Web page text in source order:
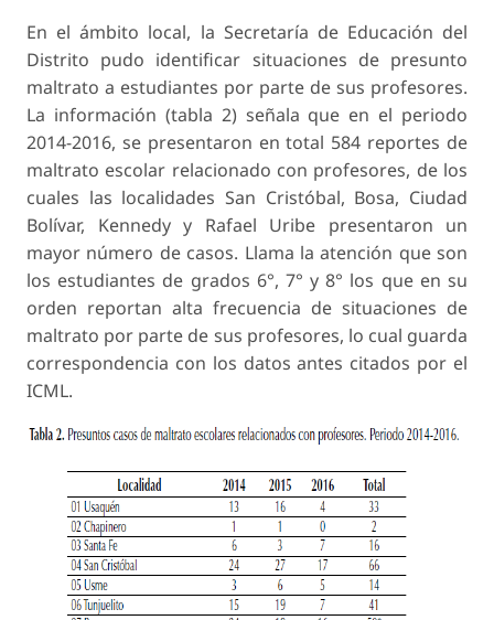
En el ámbito local, la Secretaría de Educación del
Distrito pudo identificar situaciones de presunto
maltrato a estudiantes por parte de sus profesores.
La información (tabla 2) señala que en el periodo
2014-2016, se presentaron en total 584 reportes de
maltrato escolar relacionado con profesores, de los
cuales las localidades San Cristóbal, Bosa, Ciudad
Bolívar, Kennedy y Rafael Uribe presentaron un
mayor número de casos. Llama la atención que son
los estudiantes de grados 6°, 7° y 8° los que en su
orden reportan alta frecuencia de situaciones de
maltrato por parte de sus profesores, lo cual guarda
correspondencia con los datos antes citados por el
ICML.